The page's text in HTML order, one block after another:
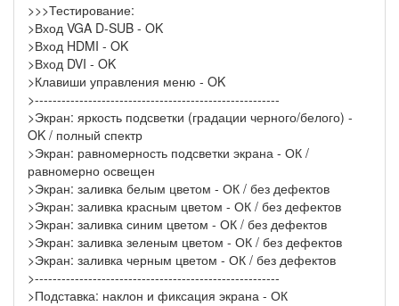
>>>Тестирование:
>Вход VGA D-SUB - OK
>Вход HDMI - OK
>Вход DVI - OK
>Клавиши управления меню - OK
>-------------------------------------------------------
>Экран: яркость подсветки (градации черного/белого) -
OK / полный спектр
>Экран: равномерность подсветки экрана - ОК /
равномерно освещен
>Экран: заливка белым цветом - ОК / без дефектов
>Экран: заливка красным цветом - ОК / без дефектов
>Экран: заливка синим цветом - ОК / без дефектов
>Экран: заливка зеленым цветом - ОК / без дефектов
>Экран: заливка черным цветом - ОК / без дефектов
>-------------------------------------------------------
>Подставка: наклон и фиксация экрана - ОК